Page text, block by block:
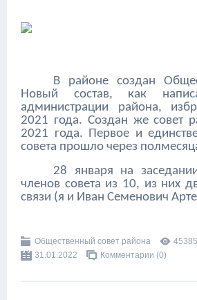
В районе создан
Новый состав, как
администрации района,
2021 года. Создан же совет
2021 года. Первое и
совета прошло через
28 января на
членов совета из 10, из них
связи (я и Иван Семенович
Общественный совет района
45385
31.01.2022
Комментарии (0)